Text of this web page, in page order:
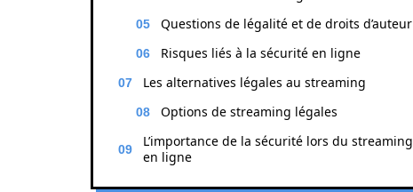
Questions de légalité et de droits d’auteur
Risques liés à la sécurité en ligne
Les alternatives légales au streaming
Options de streaming légales
L’importance de la sécurité lors du streaming
en ligne